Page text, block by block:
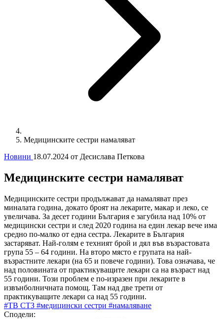
Медицинските сестри намаляват
Новини 18.07.2024 от Десислава Петкова
Медицинските сестри намаляват
Медицинските сестри продължават да намаляват през
миналата година, докато броят на лекарите, макар и леко, се
увеличава. За десет години България е загубила над 10% от
медицински сестри и след 2020 година на един лекар вече има
средно по-малко от една сестра. Лекарите в България
застаряват. Най-голям е техният брой и дял във възрастовата
група 55 – 64 години. На второ място е групата на най-
възрастните лекари (на 65 и повече години). Това означава, че
над половината от практикуващите лекари са на възраст над
55 години. Този проблем е по-изразен при лекарите в
извънболничната помощ. Там над две трети от
практикуващите лекари са над 55 години.
#ТВ СТЗ #медицински сестри #намаляване
Сподели: